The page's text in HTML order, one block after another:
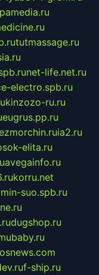
tutmassage.ru
net-life.net.ru
electro.spb.ru
kinzozo-ru.ru
eugrus.pp.ru
ia2.ru
elita.ru
avegainfo.ru
korru.net
suo.spb.ru
dugshop.ru
f-ship.ru